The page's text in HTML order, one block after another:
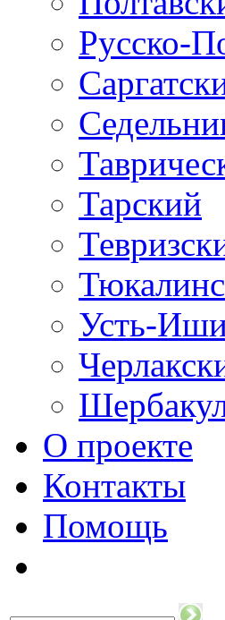
Русско-
Тарский
Усть-
О проекте
Контакты
Помощь